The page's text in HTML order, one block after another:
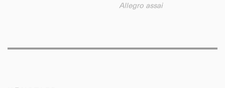
Allegro assai